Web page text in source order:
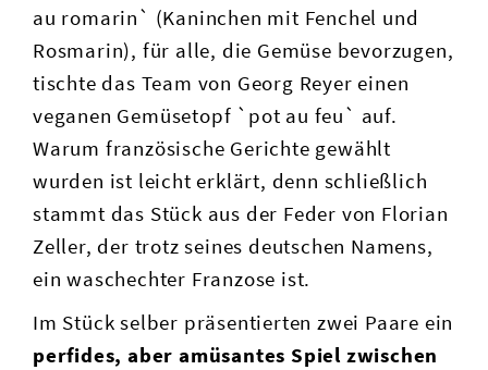
au romarin` (Kaninchen mit Fenchel und
Rosmarin), für alle, die Gemüse bevorzugen,
tischte das Team von Georg Reyer einen
veganen Gemüsetopf `pot au feu` auf.
Warum französische Gerichte gewählt
wurden ist leicht erklärt, denn schließlich
stammt das Stück aus der Feder von Florian
Zeller, der trotz seines deutschen Namens,
ein waschechter Franzose ist.
Im Stück selber präsentierten zwei Paare ein
perfides, aber amüsantes Spiel zwischen